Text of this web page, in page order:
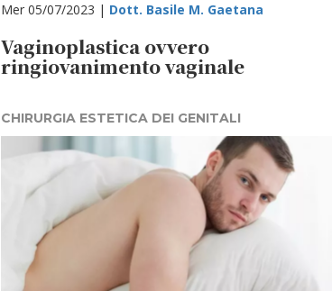
Mer 05/07/2023 | Dott. Basile M. Gaetana
Vaginoplastica ovvero
ringiovanimento vaginale
CHIRURGIA ESTETICA DEI GENITALI